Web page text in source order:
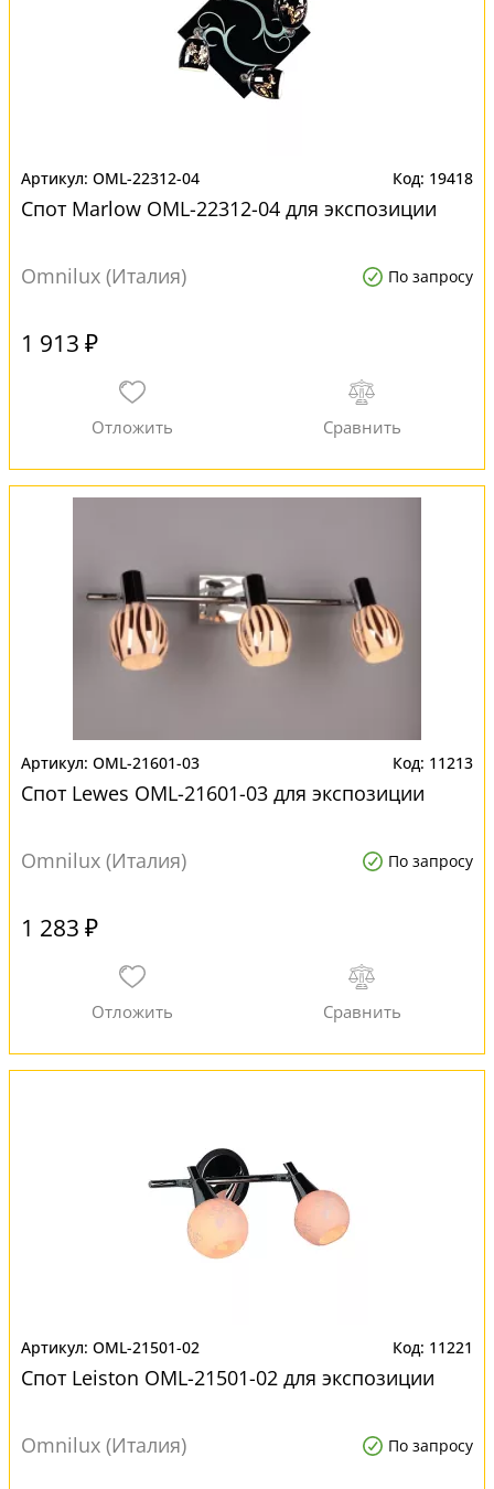
OML-22312-04 19418
Спот Marlow OML-22312-04 для экспозиции
Omnilux (Италия) По запросу
1 913 ₽
OML-21601-03 11213
Спот Lewes OML-21601-03 для экспозиции
Omnilux (Италия) По запросу
1 283 ₽
OML-21501-02 11221
Спот Leiston OML-21501-02 для экспозиции
Omnilux (Италия) По запросу